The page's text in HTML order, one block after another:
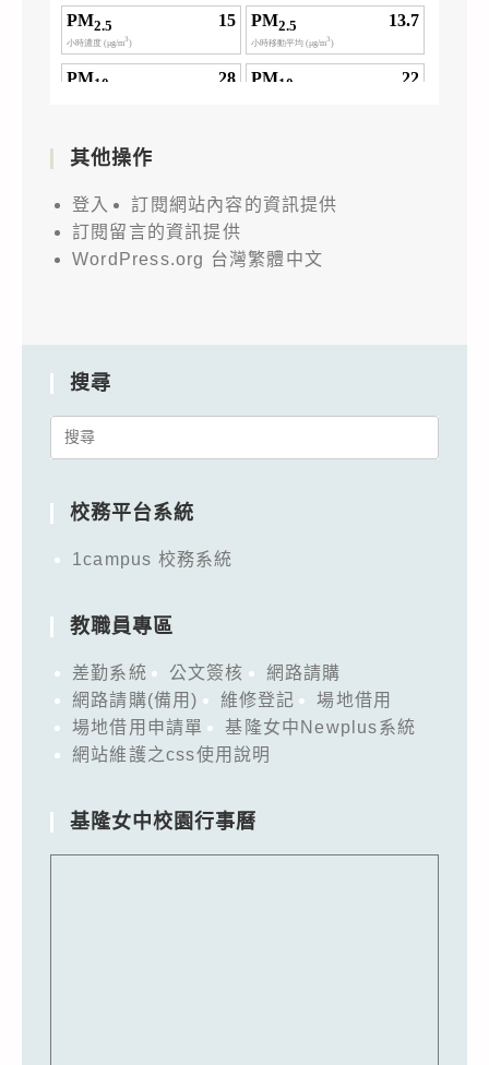
其他操作
登入
訂閱網站內容的資訊提供
訂閱留言的資訊提供
WordPress.org 台灣繁體中文
搜尋
Search
校務平台系統
1campus 校務系統
教職員專區
差勤系統 公文簽核
網路請購
網路請購(備用)
維修登記
場地借用
場地借用申請單
基隆女中Newplus系統
網站維護之css使用說明
基隆女中校園行事曆